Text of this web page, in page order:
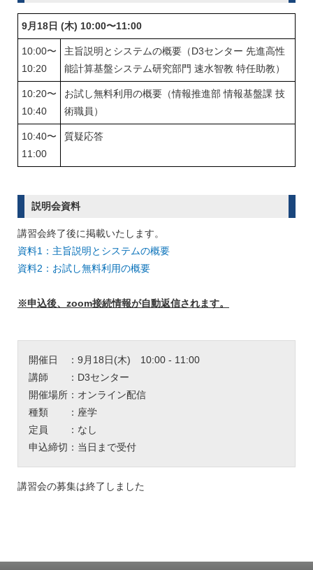
9月18日 (木) 10:00〜11:00
10:00〜
10:20
主旨説明とシステムの概要（D3センター 先進高性
能計算基盤システム研究部門 速水智教 特任助教）
10:20〜
10:40
お試し無料利用の概要（情報推進部 情報基盤課 技
術職員）
10:40〜
11:00
質疑応答
説明会資料
講習会終了後に掲載いたします。
資料1：主旨説明とシステムの概要
資料2：お試し無料利用の概要
※申込後、zoom接続情報が自動返信されます。
開催日 ：9月18日(木) 10:00 - 11:00
講師 ：D3センター
開催場所：オンライン配信
種類 ：座学
定員 ：なし
申込締切：当日まで受付
講習会の募集は終了しました